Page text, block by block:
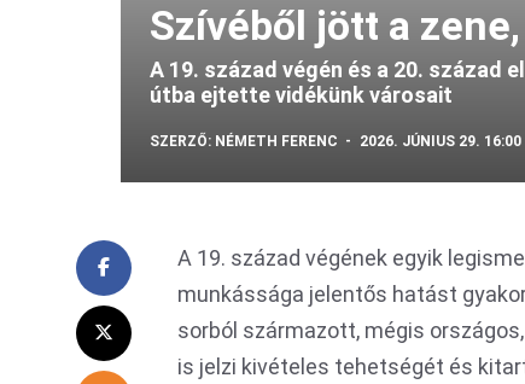
Szívéből jött a
A 19. század végén és a 20. század
útba ejtette vidékünk városait
SZERZŐ: NÉMETH FERENC 2026. JÚNIUS 29. 16:00
A 19. század végének egyik
munkássága jelentős hatást
sorból származott, mégis
is jelzi kivételes tehetségét és